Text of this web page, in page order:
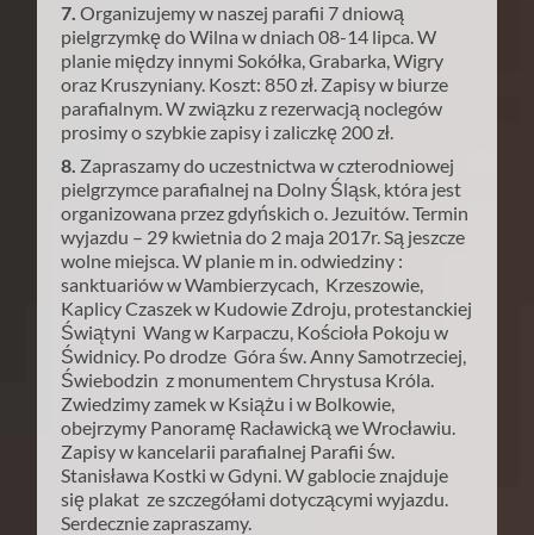
7. Organizujemy w naszej parafii 7 dniową
pielgrzymkę do Wilna w dniach 08-14 lipca. W
planie między innymi Sokółka, Grabarka, Wigry
oraz Kruszyniany. Koszt: 850 zł. Zapisy w biurze
parafialnym. W związku z rezerwacją noclegów
prosimy o szybkie zapisy i zaliczkę 200 zł.
8. Zapraszamy do uczestnictwa w czterodniowej
pielgrzymce parafialnej na Dolny Śląsk, która jest
organizowana przez gdyńskich o. Jezuitów. Termin
wyjazdu – 29 kwietnia do 2 maja 2017r. Są jeszcze
wolne miejsca. W planie m in. odwiedziny :
sanktuariów w Wambierzycach, Krzeszowie,
Kaplicy Czaszek w Kudowie Zdroju, protestanckiej
Świątyni Wang w Karpaczu, Kościoła Pokoju w
Świdnicy. Po drodze Góra św. Anny Samotrzeciej,
Świebodzin z monumentem Chrystusa Króla.
Zwiedzimy zamek w Książu i w Bolkowie,
obejrzymy Panoramę Racławicką we Wrocławiu.
Zapisy w kancelarii parafialnej Parafii św.
Stanisława Kostki w Gdyni. W gablocie znajduje
się plakat ze szczegółami dotyczącymi wyjazdu.
Serdecznie zapraszamy.